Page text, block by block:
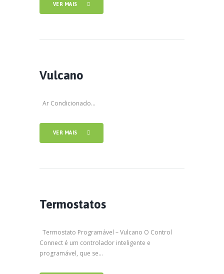
VER MAIS
Vulcano
Ar Condicionado...
VER MAIS
Termostatos
Termostato Programável – Vulcano O Control
Connect é um controlador inteligente e
programável, que se...